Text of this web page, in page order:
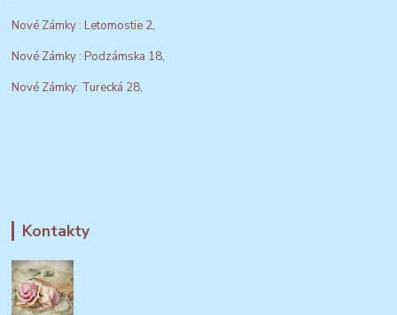
Nové Zámky : Letomostie 2,
Nové Zámky : Podzámska 18,
Nové Zámky: Turecká 28,
Kontakty